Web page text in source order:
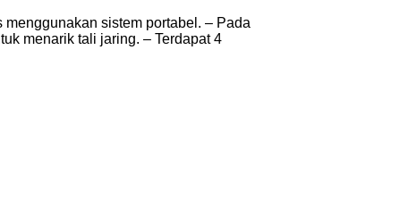
sistem portabel. – Pada
menarik tali jaring. – Terdapat 4